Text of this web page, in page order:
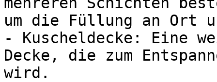
um die Füllung an Ort
- Kuscheldecke: Eine
Decke, die zum
wird.